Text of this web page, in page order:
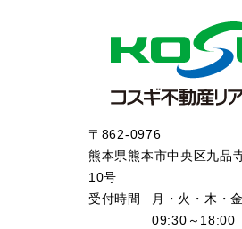
〒862-0976
熊本県熊本市中央区九品
10号
受付時間
月・火・木・
09:30～18:00